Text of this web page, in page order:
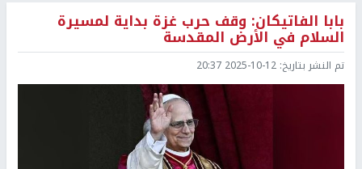
بابا الفاتيكان: وقف حرب غزة بداية لمسيرة
السلام في الأرض المقدسة
تم النشر بتاريخ: 2025-10-12 20:37